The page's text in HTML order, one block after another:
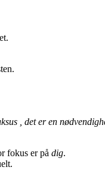
, det er en
fokus er på dig.